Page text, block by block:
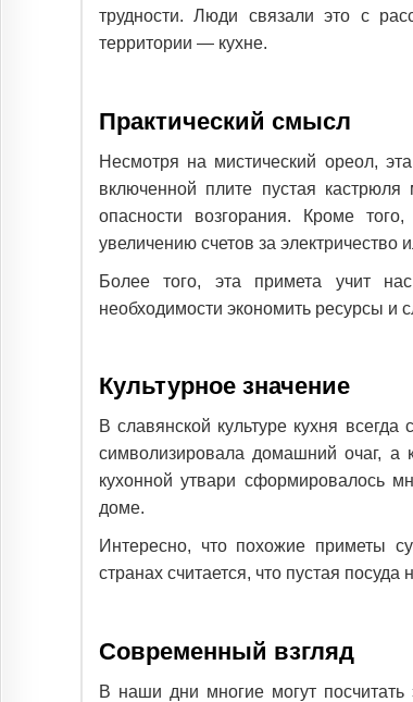
трудности. Люди связали это с
территории — кухне.
Практический смысл
Несмотря на мистический ореол,
включенной плите пустая
опасности возгорания. Кроме
увеличению счетов за электричество
Более того, эта примета учит
необходимости экономить ресурсы и
Культурное значение
В славянской культуре кухня
символизировала домашний очаг, а
кухонной утвари сформировалось
доме.
Интересно, что похожие приметы
странах считается, что пустая
Современный взгляд
В наши дни многие могут